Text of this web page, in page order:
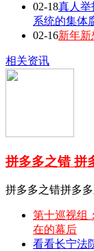
02-18真人举
系统的集体
02-16新年
相关资讯
拼多多之错 拼
拼多多之错拼多
第十巡视组
在的幕后
看看长宁法